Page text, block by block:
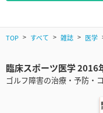
TOP すべて 雑誌 医学
臨床スポーツ医学 2016
ゴルフ障害の治療・予防・